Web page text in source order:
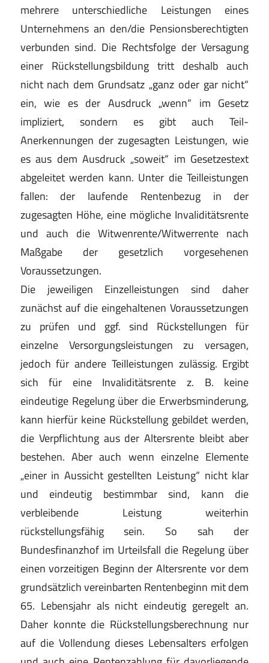
mehrere unterschiedliche Leistungen eines
Unternehmens an den/die Pensionsberechtigten
verbunden sind. Die Rechtsfolge der Versagung
einer Rückstellungsbildung tritt deshalb auch
nicht nach dem Grundsatz „ganz oder gar nicht“
ein, wie es der Ausdruck „wenn“ im Gesetz
impliziert, sondern es gibt auch Teil-
Anerkennungen der zugesagten Leistungen, wie
es aus dem Ausdruck „soweit“ im Gesetzestext
abgeleitet werden kann. Unter die Teilleistungen
fallen: der laufende Rentenbezug in der
zugesagten Höhe, eine mögliche Invaliditätsrente
und auch die Witwenrente/Witwerrente nach
Maßgabe der gesetzlich vorgesehenen
Voraussetzungen.
Die jeweiligen Einzelleistungen sind daher
zunächst auf die eingehaltenen Voraussetzungen
zu prüfen und ggf. sind Rückstellungen für
einzelne Versorgungsleistungen zu versagen,
jedoch für andere Teilleistungen zulässig. Ergibt
sich für eine Invaliditätsrente z. B. keine
eindeutige Regelung über die Erwerbsminderung,
kann hierfür keine Rückstellung gebildet werden,
die Verpflichtung aus der Altersrente bleibt aber
bestehen. Aber auch wenn einzelne Elemente
„einer in Aussicht gestellten Leistung“ nicht klar
und eindeutig bestimmbar sind, kann die
verbleibende Leistung weiterhin
rückstellungsfähig sein. So sah der
Bundesfinanzhof im Urteilsfall die Regelung über
einen vorzeitigen Beginn der Altersrente vor dem
grundsätzlich vereinbarten Rentenbeginn mit dem
65. Lebensjahr als nicht eindeutig geregelt an.
Daher konnte die Rückstellungsberechnung nur
auf die Vollendung dieses Lebensalters erfolgen